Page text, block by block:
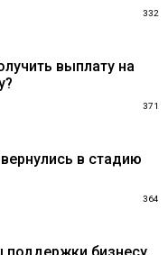
332
выплату на
371
в стадию
364